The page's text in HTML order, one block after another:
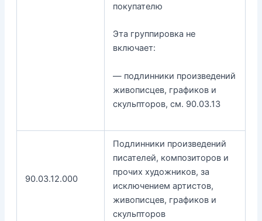
покупателю
Эта группировка не
включает:
— подлинники произведений
живописцев, графиков и
скульпторов, см. 90.03.13
90.03.12.000
Подлинники произведений
писателей, композиторов и
прочих художников, за
исключением артистов,
живописцев, графиков и
скульпторов